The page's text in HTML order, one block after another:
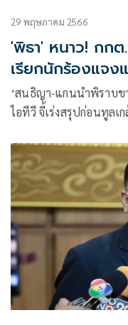
29 พฤษภาคม 2566
'พิธา' หนาว! กก
เรียกนักร้องแจง
‘สนธิญา-แกนนำพิราบขาว’ ให้ถ้อยคำ กกต. ปม ‘พิธ
ไอทีวี จี้เร่งสรุปก่อนทูลเ